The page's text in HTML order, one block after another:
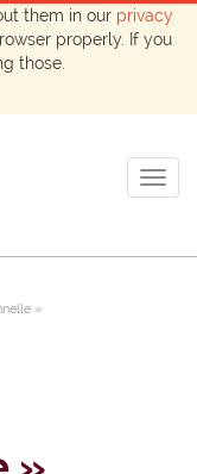
them in our privacy
properly. If you
those.
»